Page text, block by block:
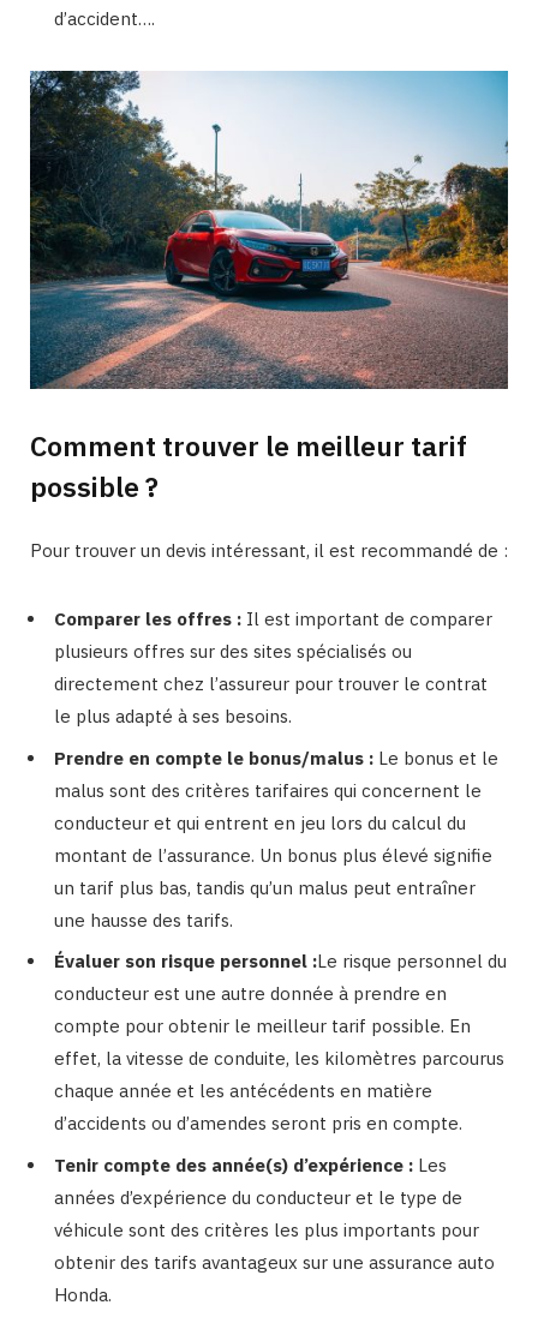
d’accident….
Comment trouver le meilleur tarif
possible ?
Pour trouver un devis intéressant, il est recommandé de :
Comparer les offres : Il est important de comparer
plusieurs offres sur des sites spécialisés ou
directement chez l’assureur pour trouver le contrat
le plus adapté à ses besoins.
Prendre en compte le bonus/malus : Le bonus et le
malus sont des critères tarifaires qui concernent le
conducteur et qui entrent en jeu lors du calcul du
montant de l’assurance. Un bonus plus élevé signifie
un tarif plus bas, tandis qu’un malus peut entraîner
une hausse des tarifs.
Évaluer son risque personnel :Le risque personnel du
conducteur est une autre donnée à prendre en
compte pour obtenir le meilleur tarif possible. En
effet, la vitesse de conduite, les kilomètres parcourus
chaque année et les antécédents en matière
d’accidents ou d’amendes seront pris en compte.
Tenir compte des année(s) d’expérience : Les
années d’expérience du conducteur et le type de
véhicule sont des critères les plus importants pour
obtenir des tarifs avantageux sur une assurance auto
Honda.